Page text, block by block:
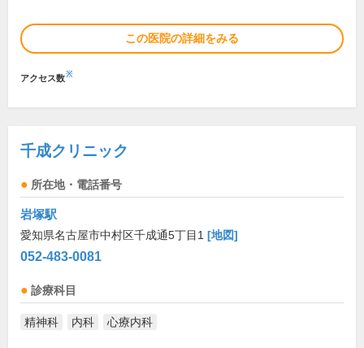
この医院の詳細をみる
アクセス数※
千成クリニック
所在地・電話番号
岩塚駅
愛知県名古屋市中村区千成通5丁目1 [地図]
052-483-0081
診療科目
精神科 内科 心療内科